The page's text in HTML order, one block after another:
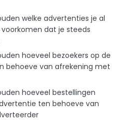
welke advertenties je al
dat je steeds
hoeveel bezoekers op de
behoeve van afrekening met
hoeveel bestellingen
ten behoeve van